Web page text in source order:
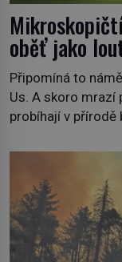
oběť jako
Připomíná to
Us. A skoro mrazí
probíhají v přírodě
dokáže ovládat
živočichy, než je
nemožného ani v